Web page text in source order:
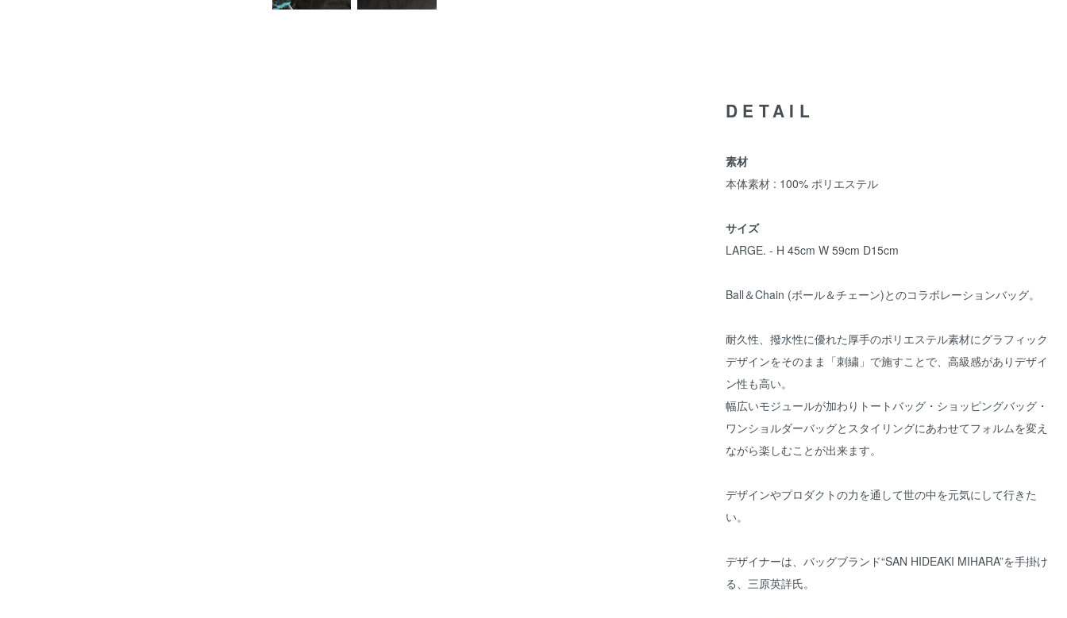
DETAIL
素材
本体素材 : 100% ポリエステル
サイズ
LARGE. - H 45cm W 59cm D15cm
Ball＆Chain (ボール＆チェーン)とのコラボレーションバッグ。
耐久性、撥水性に優れた厚手のポリエステル素材にグラフィック
デザインをそのまま「刺繍」で施すことで、高級感がありデザイ
ン性も高い。
幅広いモジュールが加わりトートバッグ・ショッピングバッグ・
ワンショルダーバッグとスタイリングにあわせてフォルムを変え
ながら楽しむことが出来ます。
デザインやプロダクトの力を通して世の中を元気にして行きた
い。
デザイナーは、バッグブランド“SAN HIDEAKI MIHARA”を手掛け
る、三原英詳氏。